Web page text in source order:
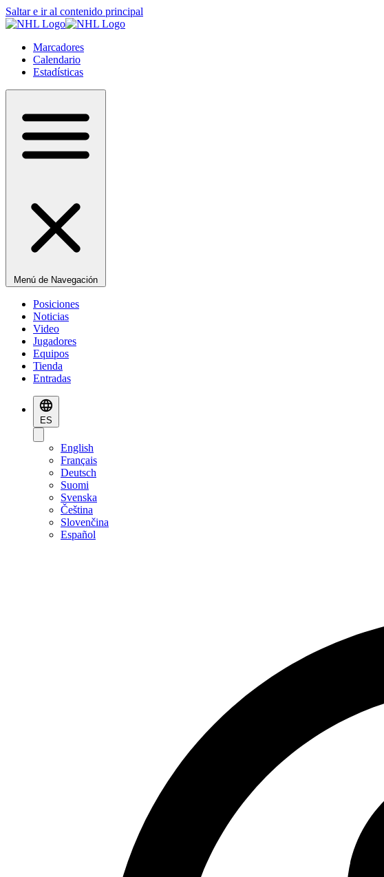
Saltar e ir al contenido principal
Marcadores
Calendario
Estadísticas
Menú de Navegación
Posiciones
Noticias
Video
Jugadores
Equipos
Tienda
Entradas
ES
English
Français
Deutsch
Suomi
Svenska
Čeština
Slovenčina
Español